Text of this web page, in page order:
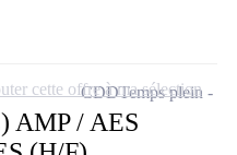
AMP / AES
CDDTemps plein
cette offre à ma sélection